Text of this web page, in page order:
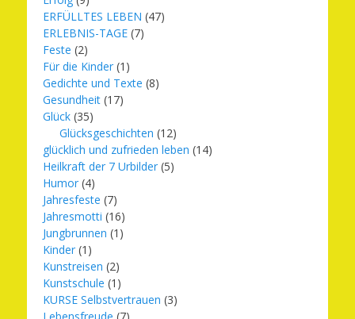
ERFÜLLTES LEBEN (47)
ERLEBNIS-TAGE (7)
Feste (2)
Für die Kinder (1)
Gedichte und Texte (8)
Gesundheit (17)
Glück (35)
Glücksgeschichten (12)
glücklich und zufrieden leben (14)
Heilkraft der 7 Urbilder (5)
Humor (4)
Jahresfeste (7)
Jahresmotti (16)
Jungbrunnen (1)
Kinder (1)
Kunstreisen (2)
Kunstschule (1)
KURSE Selbstvertrauen (3)